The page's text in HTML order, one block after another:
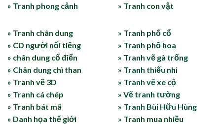
» Tranh phong cảnh
» Tranh con vật
» Tranh chân dung
» CD người nổi tiếng
» chân dung cổ điển
» Chân dung chì than
» Tranh vẽ 3D
» Tranh cá chép
» Tranh bát mã
» Danh họa thế giới
» Tranh phố cổ
» Tranh phố hoa
» Tranh vẽ gà trống
» Tranh thiếu nhi
» Tranh vẽ xe cộ
» Vẽ tranh tường
» Tranh Bùi Hữu Hùng
» Tranh mua nhiều